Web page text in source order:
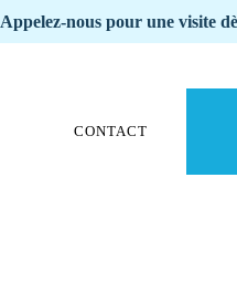
Appelez-nous pour une visite
CONTACT